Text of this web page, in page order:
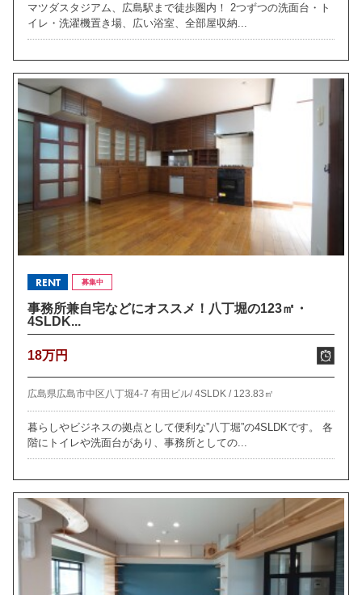
マツダスタジアム、広島駅まで徒歩圏内！ 2つずつの洗面台・ト
イレ・洗濯機置き場、広い浴室、全部屋収納...
RENT 募集中
事務所兼自宅などにオススメ！八丁堀の123㎡・
4SLDK...
18万円
広島県広島市中区八丁堀4-7 有田ビル/4SLDK / 123.83㎡
暮らしやビジネスの拠点として便利な”八丁堀”の4SLDKです。 各
階にトイレや洗面台があり、事務所としての...